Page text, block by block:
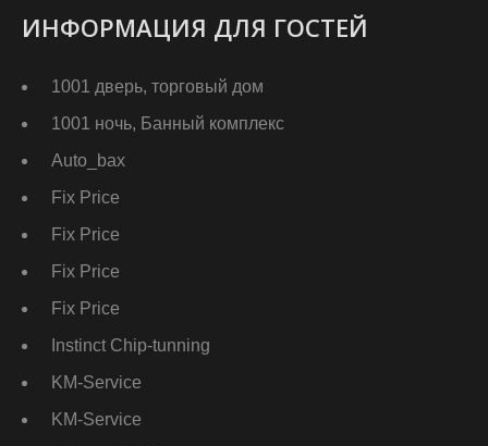
ИНФОРМАЦИЯ ДЛЯ ГОСТЕЙ
1001 дверь, торговый дом
1001 ночь, Банный комплекс
Auto_bax
Fix Price
Fix Price
Fix Price
Fix Price
Instinct Chip-tunning
KM-Service
KM-Service